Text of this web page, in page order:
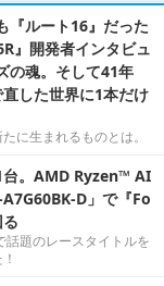
『ルート16』だった
』開発者インタビュ
の魂。そして41年
した世界に1本だけ
に生まれるものとは。
台。AMD Ryzen™ AI
D」で『Fo
話題のレースタイトルを